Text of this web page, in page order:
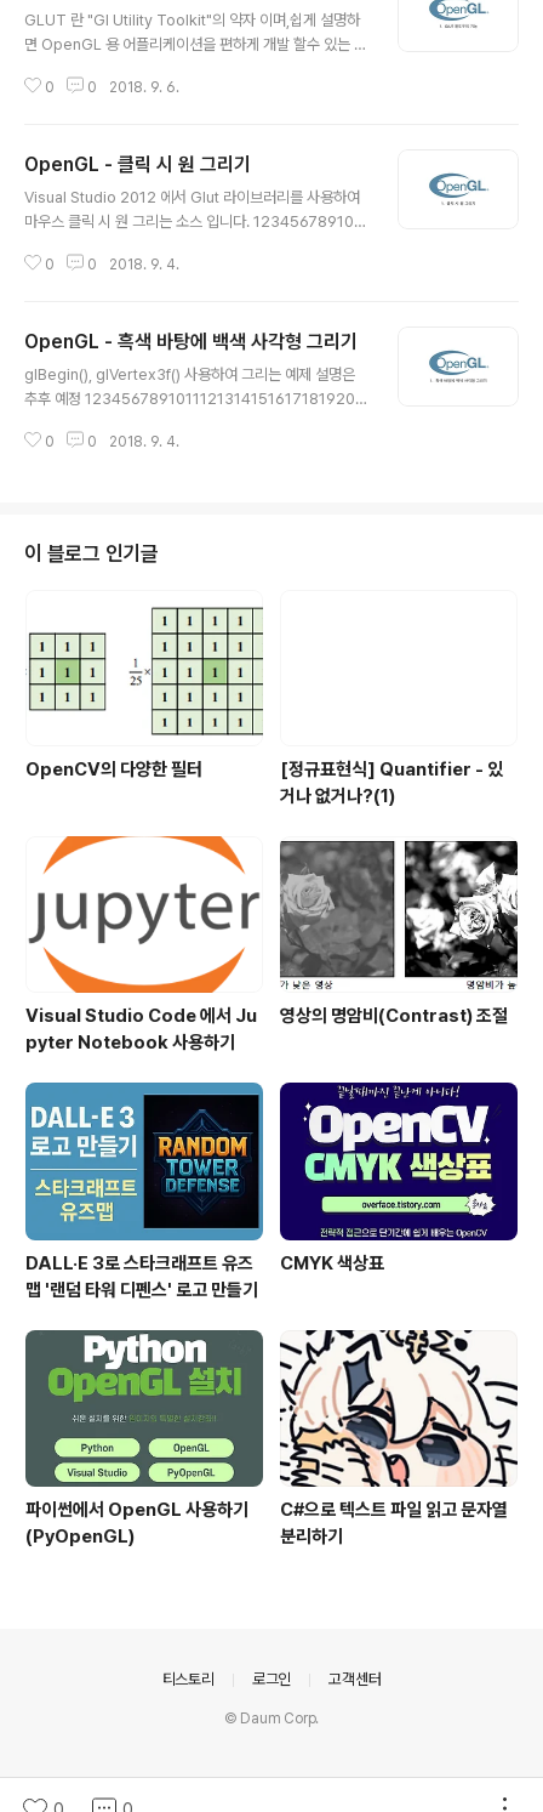
governed by a BSD-style license that can be# f
ound in the LICENSE file. # Things are easiest fo
GLUT 란 "Gl Utility Toolkit"의 약자 이며,쉽게 설명하
면 OpenGL 용 어플리케이션을 편하게 개발 할수 있는 도
를 하는 메소드 입니다. 윈도우 초기화 메소드 함수명 기능
() 윈도우 크기 설정 glutInitDisplayMode() 디스플레이
모드 설정 윈도우 관리 메소드 함수명 기능 설명 glutSet
WindowTitle() 윈도우 타이틀 설정 glutCreateWindo
변경에 따른 윈도우 설정 glutPostRe..
0 0 2018. 9. 6.
OpenGL - 클릭 시 원 그리기
Visual Studio 2012 에서 Glut 라이브러리를 사용하여
마우스 클릭 시 원 그리는 소스 입니다. 1234567891011
031323334353637383940414243444546474
4858687888990919293#include "DrawCircle.
h" void drawCircle(int argc, char** argv) { glutIni
t(&argc, argv); glutInitDisplayMode(GLUT_SING
0 0 2018. 9. 4.
OpenGL - 흑색 바탕에 백색 사각형 그리기
glBegin(), glVertex3f() 사용하여 그리는 예제 설명은
추후 예정 1234567891011121314151617181920#i
L_COLOR_BUFFER_BIT); glBegin(GL_POLYGO
char** argv) { glutCreateWindow("OpenGL Dra
wing Example"); glutDisplayFunc(drawRec..
0 0 2018. 9. 4.
이 블로그 인기글
OpenCV의 다양한 필터
[정규표현식] Quantifier - 있
거나 없거나?(1)
Visual Studio Code 에서 Ju
pyter Notebook 사용하기
영상의 명암비(Contrast) 조절
DALL·E 3로 스타크래프트 유즈
맵 '랜덤 타워 디펜스' 로고 만들기
CMYK 색상표
파이썬에서 OpenGL 사용하기
(PyOpenGL)
C#으로 텍스트 파일 읽고 문자열
분리하기
티스토리 로그인 고객센터
© Daum Corp.